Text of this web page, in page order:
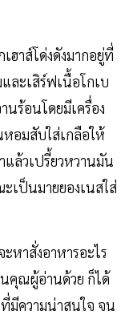
ฮาส์โด่งดังมากอยู่ที่
ละเสิร์ฟเนื้อโกเบ
ร้อนโดยมีเครื่อง
อมสับใส่เกลือให้
ล้วเปรี้ยวหวานมัน
เป็นมายยองเนสใส่
หาสั่งอาหารอะไร
นคุณผู้อ่านด้วย ก็ได้
มีความน่าสนใจ จน